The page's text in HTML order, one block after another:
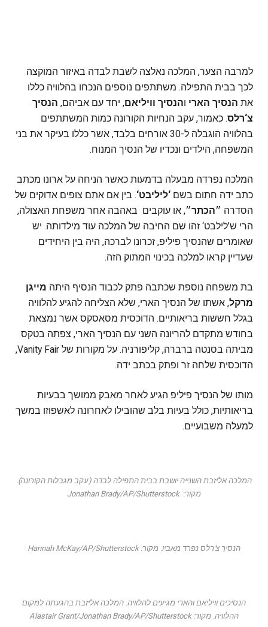
למרבה הצער, המלכה נאלצה לשבת לבדה באיזור המוקצה
לכך בבית התפילה. משתתפים נוספים הנכחו בהלוויה כללו
את הנסיך הארי והנסיך וויליאם, יחד עם אביהם, הנסיך
צ‘רלס. כאמור, עקב הנחיות הקורונה כמות המשתתפים
בהלוויה הוגבלה ל-30 אורחים בלבד, אשר כללו בעיקר את בני
המשפחה, הילדים ונכדיו של הנסיך המנוח.
המלכה נפרדה מבעלה בדמעות כאשר הניחה על ארונו מכתב
כתב ידה חתום בשם ‘ליליבט‘. בין אם אתם צופים אדוקים של
הסדרה ״הכתר״, או עוקבים באהבה אחר משפחת האצולה,
הרי ש’לילבט‘ זהו שם החיבה של המלכה עוד מילדותה. יש
שאומרים שהנסיך פיליפ, זכרונו לברכה, היה בין היחידים
שעדיין קראו למלכה בכינוי המתוק הזה.
בת משפחה נוספת שכתבה פתק לכבוד הנסיף היתה מייגן
מרקל, אשתו של הנסיך הארי, שלא הצליחה להגיע להלוויה
בגלל חששות בריאותיים. הדוכסית מסאסקס אשר נמצאת
בחודש מתקדם להריונה השני עם הנסיך הארי, צפתה בטקס
מביתה בסנטה ברברה, קליפורניה. על מקורות של Vanity Fair,
הדוכסית שלחה זר ופתק בכתב ידה.
מותו של הנסיך פיליפ הגיע לאחר מאבק ממושך בבעיות
בריאותיות, כולל בעיות בלב שהובילו לאחרונה לאשפוזו במשך
למעלה משבועיים.
המלכה אליזבת השנייה יושבת בבית התפילה לבדה (עקב מגבלות הקורונה).
מקור: Jonathan Brady/AP/Shutterstock
הנסיך צ'רלס נפרד מאביו. מקור: Hannah McKay/AP/Shutterstock
הנסיכים וויליאם והארי מגיעים להלוויה. המלכה אליזבת בהגעתה למקום
ההלוויה. מקור: Alastair Grant/Jonathan Brady/AP/Shutterstock